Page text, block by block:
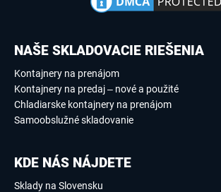
NAŠE SKLADOVACIE RIEŠENIA
Kontajnery na prenájom
Kontajnery na predaj – nové a použité
Chladiarske kontajnery na prenájom
Samoobslužné skladovanie
KDE NÁS NÁJDETE
Sklady na Slovensku